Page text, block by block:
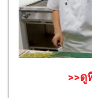
>>ดู